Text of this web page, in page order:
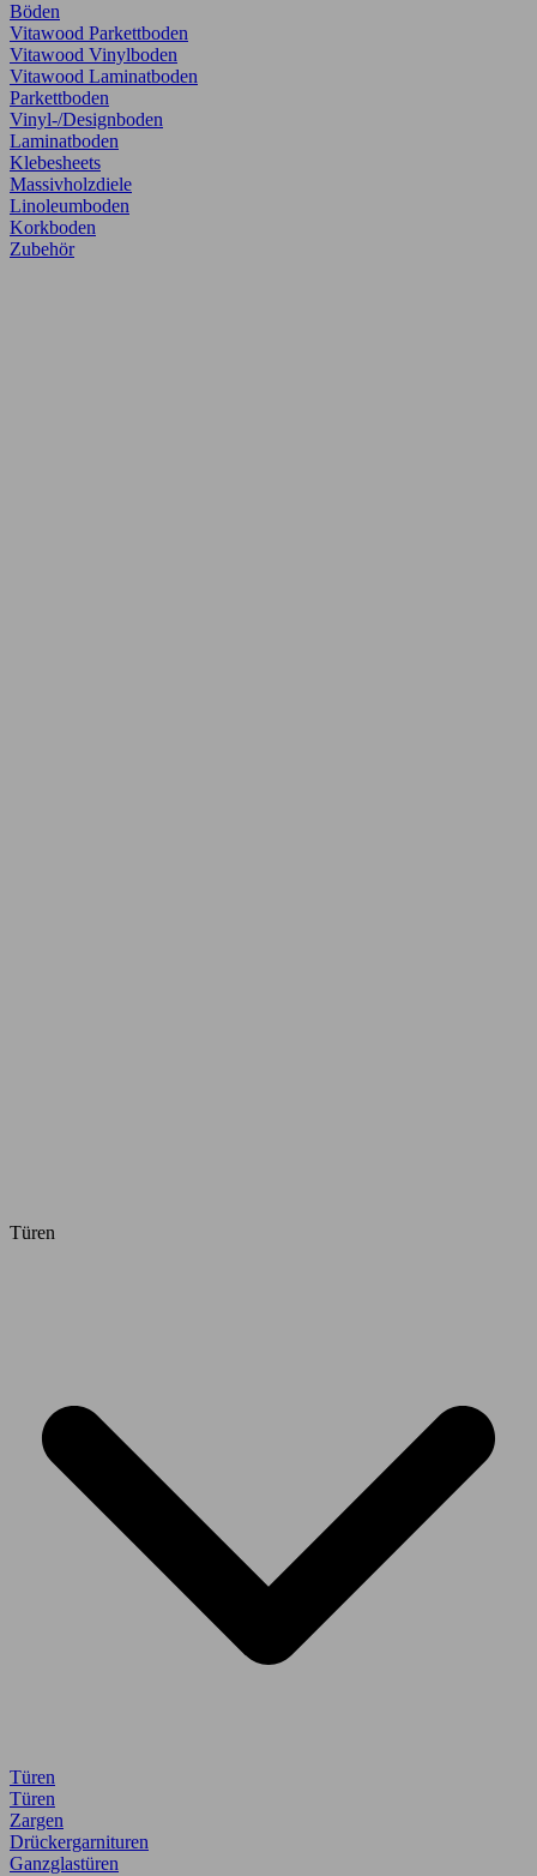
Böden
Vitawood Parkettboden
Vitawood Vinylboden
Vitawood Laminatboden
Parkettboden
Vinyl-/Designboden
Laminatboden
Klebesheets
Massivholzdiele
Linoleumboden
Korkboden
Zubehör
Türen
Türen
Türen
Zargen
Drückergarnituren
Ganzglastüren